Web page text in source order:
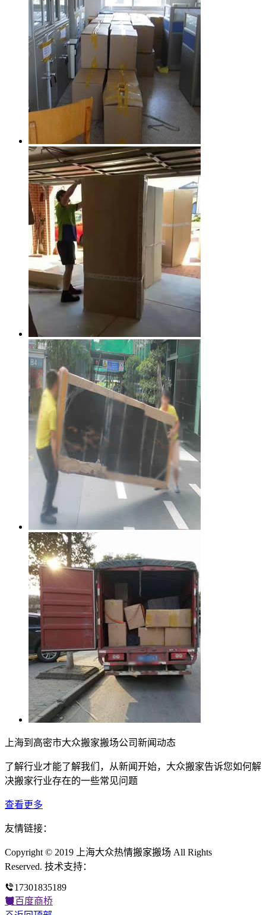
上海到高密市大众搬家搬场公司新闻动态
了解行业才能了解我们，从新闻开始，大众搬家告诉您如何解
决搬家行业存在的一些常见问题
查看更多
友情链接：
Copyright © 2019 上海大众热情搬家搬场 All Rights
Reserved. 技术支持：
17301835189
百度商桥